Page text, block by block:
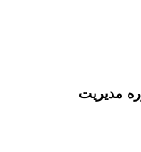
مدیریت